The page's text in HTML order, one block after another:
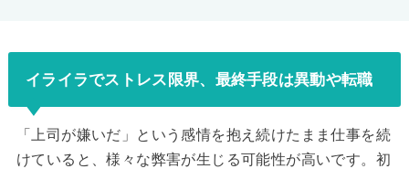
イライラでストレス限界、最終手段は異動や転職
「上司が嫌いだ」という感情を抱え続けたまま仕事を続
けていると、様々な弊害が生じる可能性が高いです。初